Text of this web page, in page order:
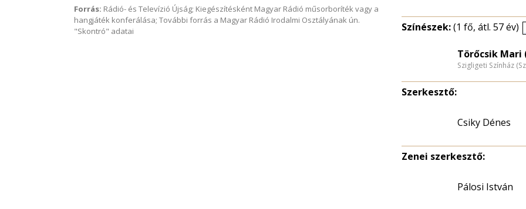
Forrás: Rádió- és Televízió Újság; Kiegészítésként Magyar Rádió műsorboríték vagy a
hangjáték konferálása; További forrás a Magyar Rádió Irodalmi Osztályának ún.
"Skontró" adatai
Színészek:(1 fő, átl. 57 év)
Törőcsik Mari
Szigligeti Színház
Szerkesztő:
Csiky Dénes
Zenei szerkesztő:
Pálosi István